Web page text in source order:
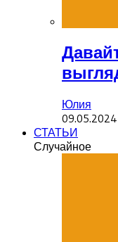
Юлия
09.05.2024
СТАТЬИ
Случайное